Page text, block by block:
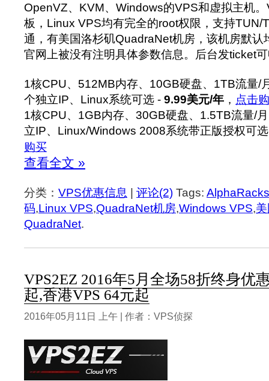
OpenVZ、KVM、Windows的VPS和虚拟主机
板，Linux VPS均有完全的root权限，支持TUN/
通，有美国洛杉矶QuadraNet机房，该机房默认
官网上被没有注明具体参数信息。后台发ticket
1核CPU、512MB内存、10GB硬盘、1TB流量/
个独立IP、Linux系统可选 - 9.99美元/年 ， 点击
1核CPU、1GB内存、30GB硬盘、1.5TB流量/
立IP、Linux/Windows 2008系统带正版授权可
购买
查看全文 »
分类： VPS优惠信息 | 评论(2) Tags: AlphaRacks
码,Linux VPS,QuadraNet机房,Windows VPS,
QuadraNet.
VPS2EZ 2016年5月全场58折终身优
起,香港VPS 64元起
2016年05月11日 上午 | 作者：VPS侦探